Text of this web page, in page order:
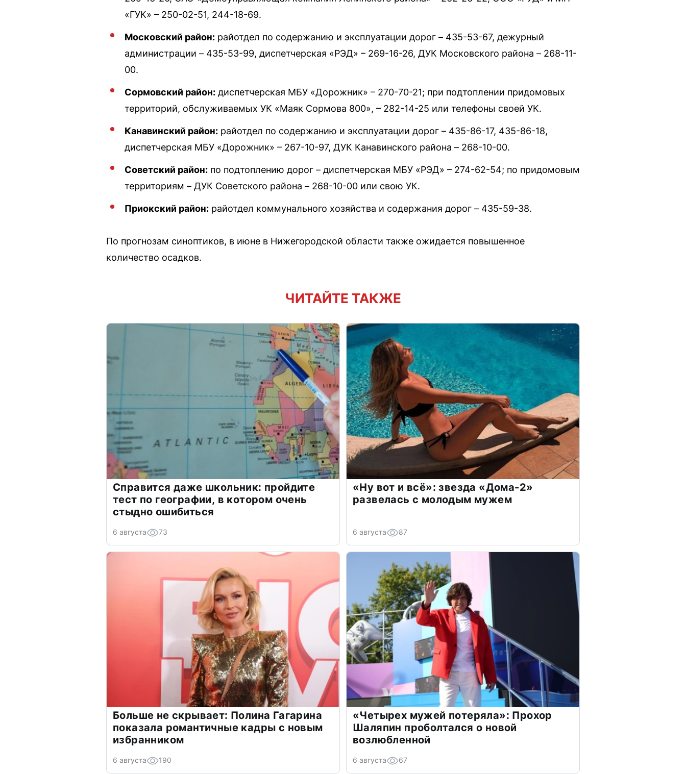
«ГУК» – 250-02-51, 244-18-69.
Московский район: райотдел по содержанию и эксплуатации дорог – 435-53-67, дежурный
администрации – 435-53-99, диспетчерская «РЭД» – 269-16-26, ДУК Московского района – 268-11-
00.
Сормовский район: диспетчерская МБУ «Дорожник» – 270-70-21; при подтоплении придомовых
территорий, обслуживаемых УК «Маяк Сормова 800», – 282-14-25 или телефоны своей УК.
Канавинский район: райотдел по содержанию и эксплуатации дорог – 435-86-17, 435-86-18,
диспетчерская МБУ «Дорожник» – 267-10-97, ДУК Канавинского района – 268-10-00.
Советский район: по подтоплению дорог – диспетчерская МБУ «РЭД» – 274-62-54; по придомовым
территориям – ДУК Советского района – 268-10-00 или свою УК.
Приокский район: райотдел коммунального хозяйства и содержания дорог – 435-59-38.
По прогнозам синоптиков, в июне в Нижегородской области также ожидается повышенное
количество осадков.
ЧИТАЙТЕ ТАКЖЕ
Справится даже школьник: пройдите
тест по географии, в котором очень
стыдно ошибиться
6 августа 73
«Ну вот и всё»: звезда «Дома-2»
развелась с молодым мужем
6 августа 87
Больше не скрывает: Полина Гагарина
показала романтичные кадры с новым
избранником
6 августа 190
«Четырех мужей потеряла»: Прохор
Шаляпин проболтался о новой
возлюбленной
6 августа 67